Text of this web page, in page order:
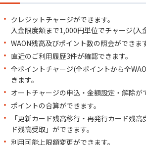
クレジットチャージができます。
入金限度額まで1,000円単位でチャージ(入
WAON残高及びポイント数の照会ができます
直近のご利用履歴3件が確認できます。
全ポイントチャージ(全ポイントから全
きます。
オートチャージの申込・金額設定・解除が
ポイントの合算ができます。
「更新カード残高移行・再発行カード残
ド残高受取」ができます。
利用可能上限額変更ができます。